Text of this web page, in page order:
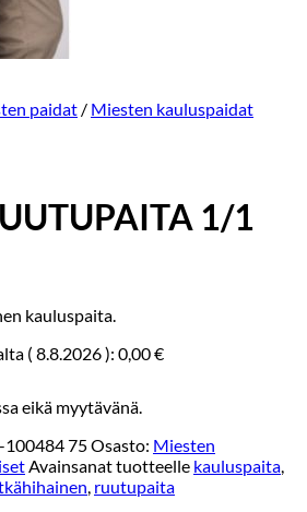
paidat / Miesten kauluspaidat
1/1
kauluspaita.
( 8.8.2026): 0,00€
eikä myytävänä.
100484 75Osasto: Miesten
Avainsanat tuotteelle kauluspaita,
, ruutupaita